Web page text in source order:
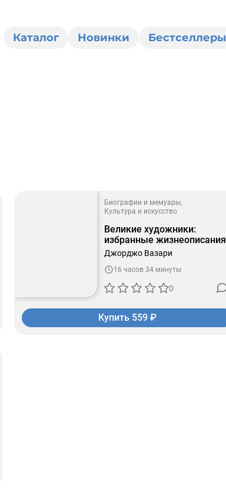
Каталог Новинки Бестселлеры
Биографии и мемуары
Культура и искусство
Великие художники:
избранные жизнеописания
Джорджо Вазари
16 часов 34 минуты
0
Купить 559 ₽